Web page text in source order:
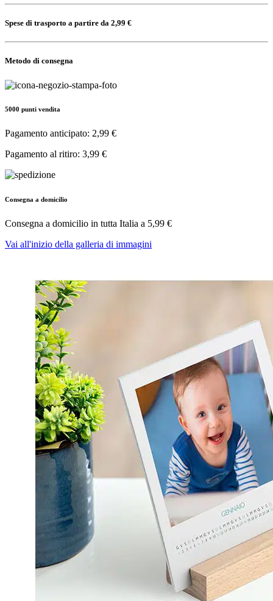
Spese di trasporto a partire da 2,99 €
Metodo di consegna
5000 punti vendita
Pagamento anticipato: 2,99 €
Pagamento al ritiro: 3,99 €
Consegna a domicilio
Consegna a domicilio in tutta Italia a 5,99 €
Vai all'inizio della galleria di immagini